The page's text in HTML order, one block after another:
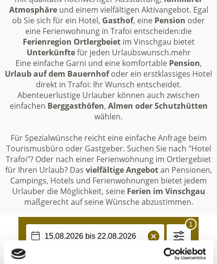
Atmosphäreund einem vielfältigen Aktivangebot. Egal
ob Sie sich für ein Hotel, Gasthof, eine Pension oder
eine Ferienwohnung in Trafoi entscheiden:die
Ferienregion Ortlergbeietim Vinschgau bietet
Unterkünftefür jeden Urlaubswunsch.mehr
Eine einfache Garni und eine komfortable Pension,
Urlaub auf dem Bauernhofoder ein erstklassiges Hotel
direkt in Trafoi: Ihr Wunsch entscheidet.
Abenteuerlustige Urlauber können auch zwischen
einfachen Berggasthöfen, Almen oder Schutzhütten
wählen.
Für Spezialwünsche reicht eine einfache Anfrage beim
Tourismusbüro oder Gastgeber. Suchen Sie nach "Hotel
Trafoi"? Oder nach einer Ferienwohnung im Ortlergebiet
für Ihren Urlaub? Das vielfältige Angebotan Pensionen,
Campings, Hotels und Ferienwohnungen bietet jedem
Urlauber die Möglichkeit, seine Ferien im Vinschgau
maßgerecht auf seine Wünsche abzustimmen.